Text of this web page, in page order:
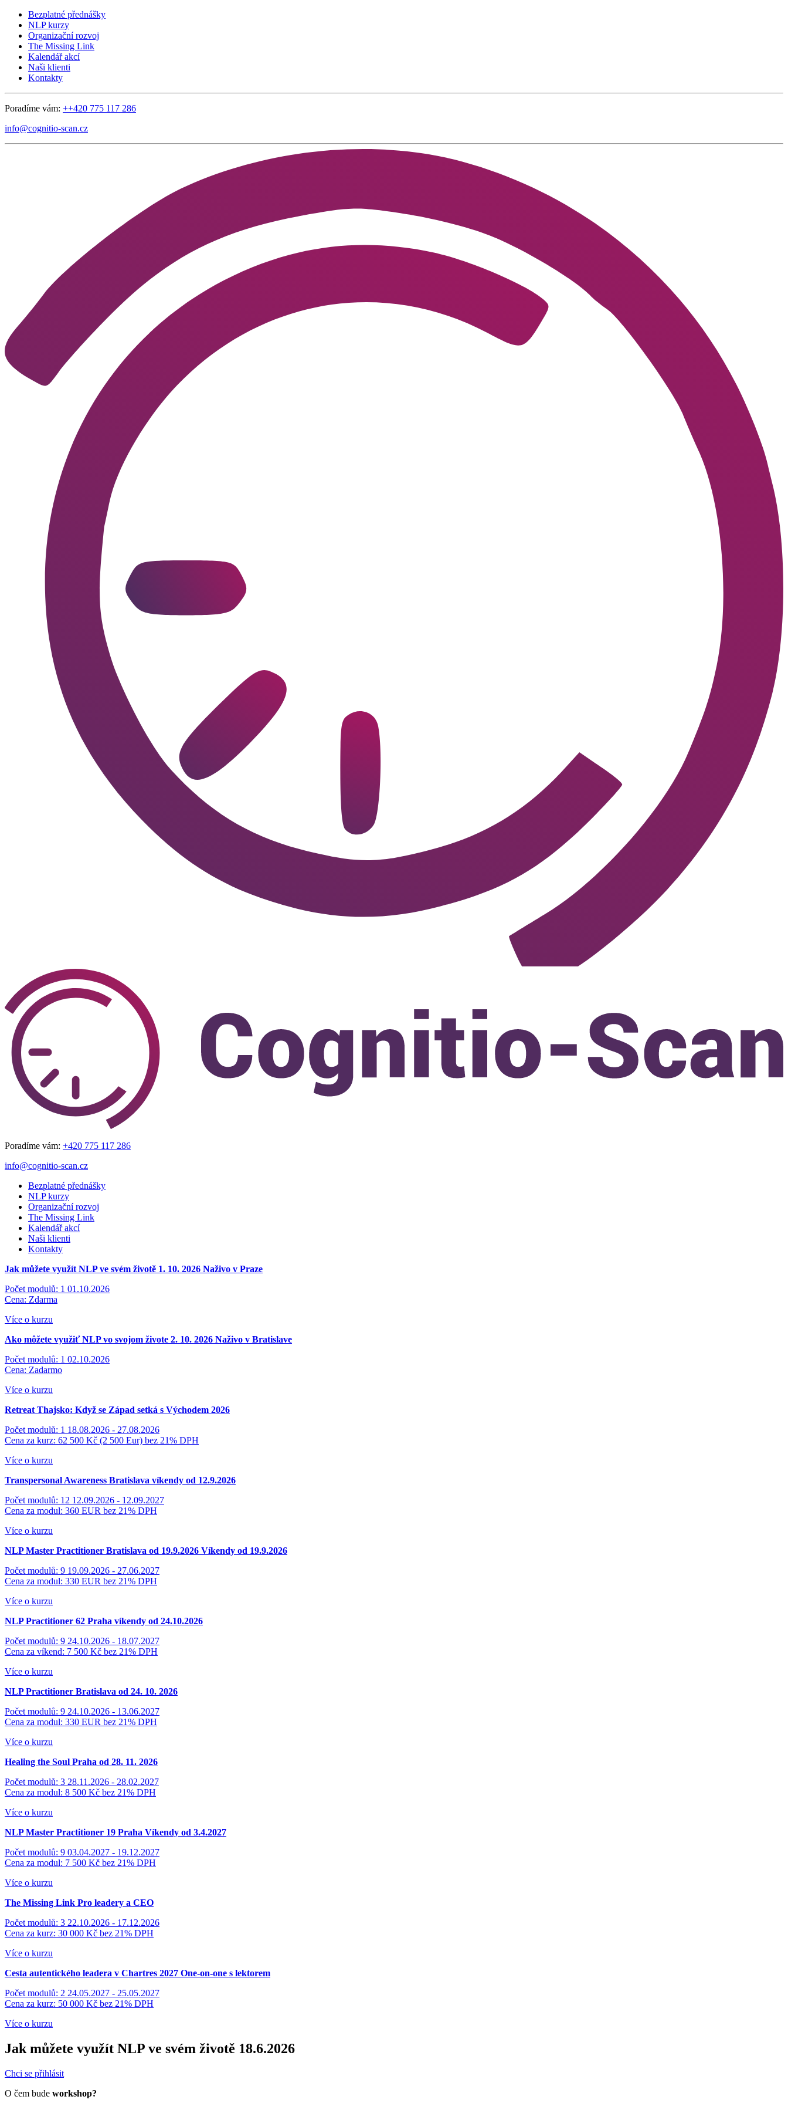
Bezplatné přednášky
NLP kurzy
Organizační rozvoj
The Missing Link
Kalendář akcí
Naši klienti
Kontakty
Poradíme vám: ++420 775 117 286
info@cognitio-scan.cz
Poradíme vám: +420 775 117 286
info@cognitio-scan.cz
Bezplatné přednášky
NLP kurzy
Organizační rozvoj
The Missing Link
Kalendář akcí
Naši klienti
Kontakty
Jak můžete využít NLP ve svém životě 1. 10. 2026 Naživo v Praze
Počet modulů: 1 01.10.2026
Cena: Zdarma
Více o kurzu
Ako môžete využiť NLP vo svojom živote 2. 10. 2026 Naživo v Bratislave
Počet modulů: 1 02.10.2026
Cena: Zadarmo
Více o kurzu
Retreat Thajsko: Když se Západ setká s Východem 2026
Počet modulů: 1 18.08.2026 - 27.08.2026
Cena za kurz: 62 500 Kč (2 500 Eur) bez 21% DPH
Více o kurzu
Transpersonal Awareness Bratislava víkendy od 12.9.2026
Počet modulů: 12 12.09.2026 - 12.09.2027
Cena za modul: 360 EUR bez 21% DPH
Více o kurzu
NLP Master Practitioner Bratislava od 19.9.2026 Víkendy od 19.9.2026
Počet modulů: 9 19.09.2026 - 27.06.2027
Cena za modul: 330 EUR bez 21% DPH
Více o kurzu
NLP Practitioner 62 Praha víkendy od 24.10.2026
Počet modulů: 9 24.10.2026 - 18.07.2027
Cena za víkend: 7 500 Kč bez 21% DPH
Více o kurzu
NLP Practitioner Bratislava od 24. 10. 2026
Počet modulů: 9 24.10.2026 - 13.06.2027
Cena za modul: 330 EUR bez 21% DPH
Více o kurzu
Healing the Soul Praha od 28. 11. 2026
Počet modulů: 3 28.11.2026 - 28.02.2027
Cena za modul: 8 500 Kč bez 21% DPH
Více o kurzu
NLP Master Practitioner 19 Praha Víkendy od 3.4.2027
Počet modulů: 9 03.04.2027 - 19.12.2027
Cena za modul: 7 500 Kč bez 21% DPH
Více o kurzu
The Missing Link Pro leadery a CEO
Počet modulů: 3 22.10.2026 - 17.12.2026
Cena za kurz: 30 000 Kč bez 21% DPH
Více o kurzu
Cesta autentického leadera v Chartres 2027 One-on-one s lektorem
Počet modulů: 2 24.05.2027 - 25.05.2027
Cena za kurz: 50 000 Kč bez 21% DPH
Více o kurzu
Jak můžete využít NLP ve svém životě 18.6.2026
Chci se přihlásit
O čem bude workshop?